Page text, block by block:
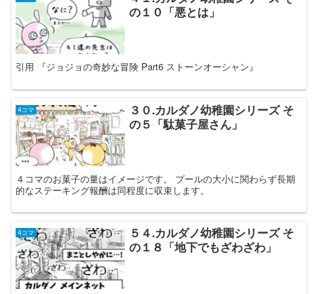
の１０「悪とは」
引用 『ジョジョの奇妙な冒険 Part6 ストーンオーシャン』
4コマ
３０.カルダノ幼稚園シリーズ そ
の５「駄菓子屋さん」
４コマのお菓子の量はイメージです。 プールの大小に関わらず長期
的なステーキング報酬は同程度に収束します。
4コマ
５４.カルダノ幼稚園シリーズ そ
の１８「地下でもざわざわ」